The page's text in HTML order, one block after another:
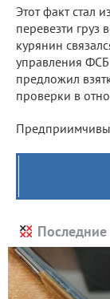
Этот факт стал
перевезти груз
курянин
управления
предложил
проверки в
Последние